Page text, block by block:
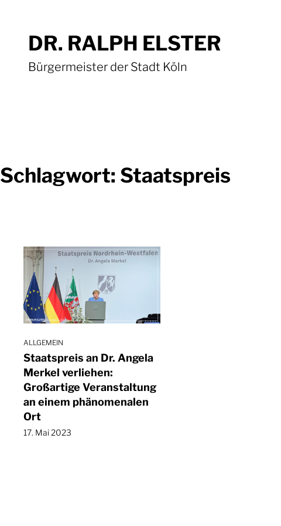
springenDR. RALPH ELSTER
Bürgermeister der Stadt Köln
Schlagwort: Staatspreis
ALLGEMEIN
Staatspreis an Dr. Angela
Merkel verliehen:
Großartige Veranstaltung
an einem phänomenalen
Ort
17. Mai 2023